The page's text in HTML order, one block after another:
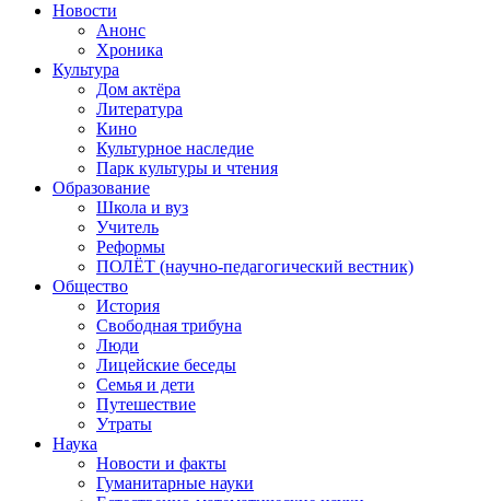
Новости
Анонс
Хроника
Культура
Дом актёра
Литература
Кино
Культурное наследие
Парк культуры и чтения
Образование
Школа и вуз
Учитель
Реформы
ПОЛЁТ (научно-педагогический вестник)
Общество
История
Свободная трибуна
Люди
Лицейские беседы
Семья и дети
Путешествие
Утраты
Наука
Новости и факты
Гуманитарные науки